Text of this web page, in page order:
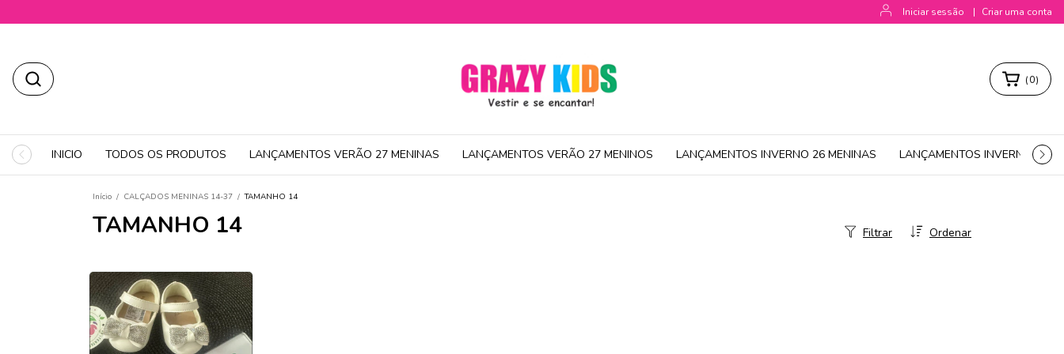
Iniciar sessão | Criar uma conta
(0)
INICIO TODOS OS PRODUTOS LANÇAMENTOS VERÃO 27 MENINAS LANÇAMENTOS VERÃO 27 MENINOS LANÇAMENTOS INVERNO 26 MENINAS LANÇAMENTOS INVERNO 26
Início / CALÇADOS MENINAS 14-37 / TAMANHO 14
TAMANHO 14 Ordenar
Filtrar